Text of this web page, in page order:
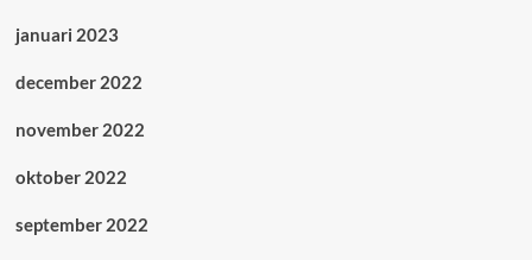
januari 2023
december 2022
november 2022
oktober 2022
september 2022